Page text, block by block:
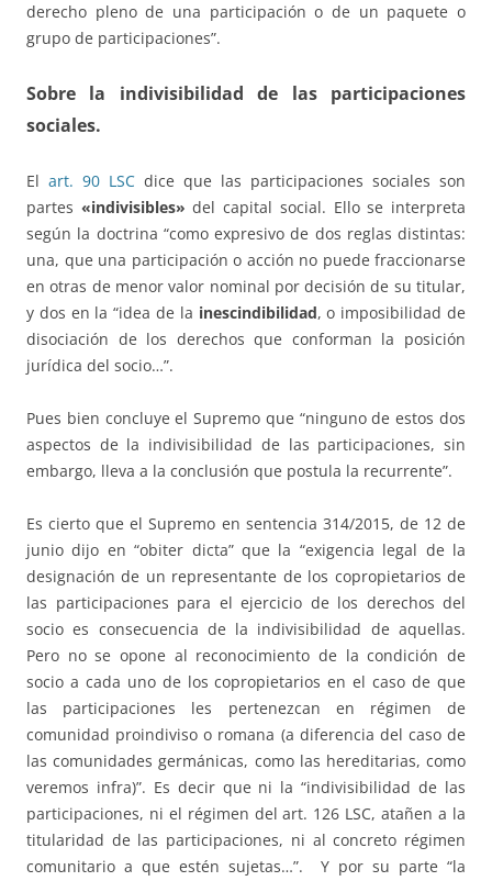
derecho pleno de una participación o de un paquete o
grupo de participaciones”.
Sobre la indivisibilidad de las participaciones
sociales.
El art. 90 LSC dice que las participaciones sociales son
partes «indivisibles» del capital social. Ello se interpreta
según la doctrina “como expresivo de dos reglas distintas:
una, que una participación o acción no puede fraccionarse
en otras de menor valor nominal por decisión de su titular,
y dos en la “idea de la inescindibilidad, o imposibilidad de
disociación de los derechos que conforman la posición
jurídica del socio…”.
Pues bien concluye el Supremo que “ninguno de estos dos
aspectos de la indivisibilidad de las participaciones, sin
embargo, lleva a la conclusión que postula la recurrente”.
Es cierto que el Supremo en sentencia 314/2015, de 12 de
junio dijo en “obiter dicta” que la “exigencia legal de la
designación de un representante de los copropietarios de
las participaciones para el ejercicio de los derechos del
socio es consecuencia de la indivisibilidad de aquellas.
Pero no se opone al reconocimiento de la condición de
socio a cada uno de los copropietarios en el caso de que
las participaciones les pertenezcan en régimen de
comunidad proindiviso o romana (a diferencia del caso de
las comunidades germánicas, como las hereditarias, como
veremos infra)”. Es decir que ni la “indivisibilidad de las
participaciones, ni el régimen del art. 126 LSC, atañen a la
titularidad de las participaciones, ni al concreto régimen
comunitario a que estén sujetas…”. Y por su parte “la